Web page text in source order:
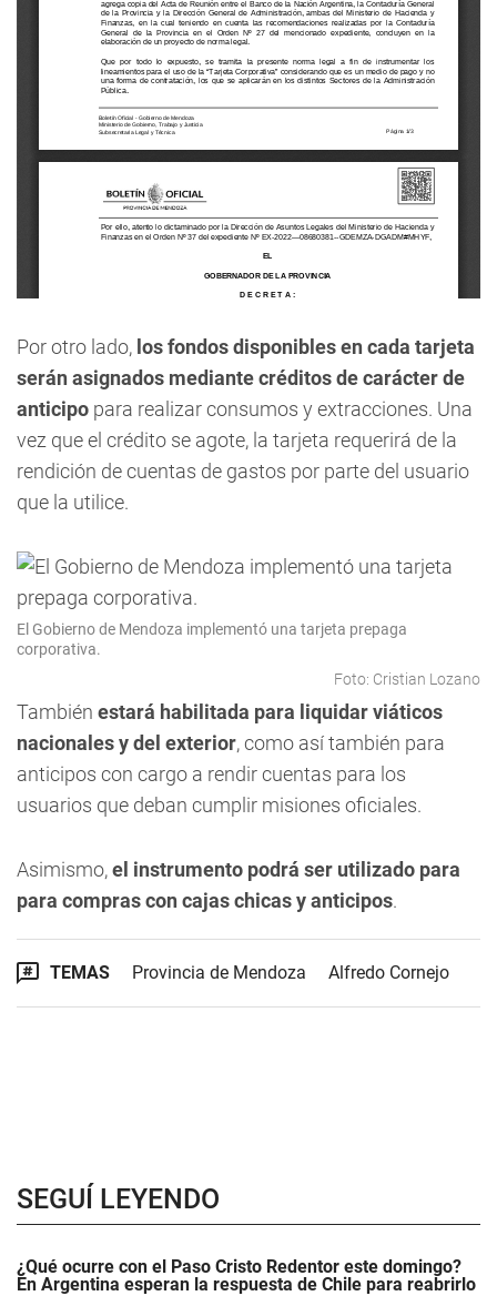
Por otro lado, los fondos disponibles en cada tarjeta
serán asignados mediante créditos de carácter de
anticipo para realizar consumos y extracciones. Una
vez que el crédito se agote, la tarjeta requerirá de la
rendición de cuentas de gastos por parte del usuario
que la utilice.
El Gobierno de Mendoza implementó una tarjeta prepaga
corporativa.
Foto: Cristian Lozano
También estará habilitada para liquidar viáticos
nacionales y del exterior, como así también para
anticipos con cargo a rendir cuentas para los
usuarios que deban cumplir misiones oficiales.
Asimismo,el instrumento podrá ser utilizado para
para compras con cajas chicas y anticipos.
TEMAS Provincia de Mendoza Alfredo Cornejo
SEGUÍ LEYENDO
¿Qué ocurre con el Paso Cristo Redentor este domingo?
En Argentina esperan la respuesta de Chile para reabrirlo